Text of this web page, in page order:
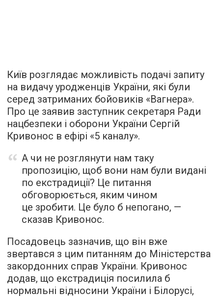
Київ розглядає можливість подачі запиту
на видачу уродженців України, які були
серед затриманих бойовиків «Вагнера».
Про це заявив заступник секретаря Ради
нацбезпеки і оборони України Сергій
Кривонос в ефірі «5 каналу».
А чи не розглянути нам таку
пропозицію, щоб вони нам були видані
по екстрадиції? Це питання
обговорюється, яким чином
це зробити. Це було б непогано, —
сказав Кривонос.
Посадовець зазначив, що він вже
звертався з цим питанням до Міністерства
закордонних справ України. Кривонос
додав, що екстрадиція посилила б
нормальні відносини України і Білорусі,